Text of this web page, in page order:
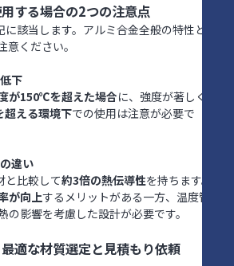
する場合の2つの注意点
該当します。アルミ合金全般の特性と
意ください。
下
が150℃を超えた場合に、強度が著しく
える環境下での使用は注意が必要で
違い
と比較して約3倍の熱伝導性を持ちます。
が向上するメリットがある一方、温度管
の影響を考慮した設計が必要です。
適な材質選定と見積もり依頼